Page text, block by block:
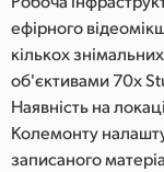
ефірного
кількох
об'єктивами 70x
Наявність на
Колемонту
записаного